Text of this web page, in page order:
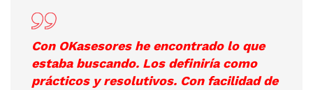
Con OKasesores he encontrado lo que
estaba buscando. Los definiría como
prácticos y resolutivos. Con facilidad de